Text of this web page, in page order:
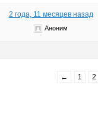
2 года, 11 месяцев назад
Аноним
← 1 2